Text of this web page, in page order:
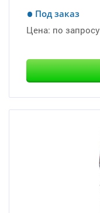
Под заказ
Цена: по запросу